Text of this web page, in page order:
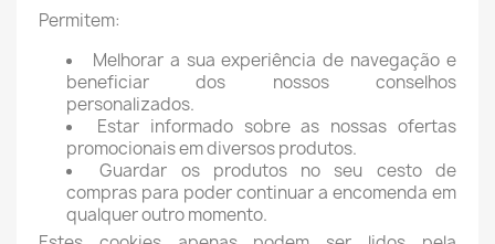
Permitem:
Melhorar a sua experiência de navegação e
beneficiar dos nossos conselhos
personalizados.
Estar informado sobre as nossas ofertas
promocionais em diversos produtos.
Guardar os produtos no seu cesto de
compras para poder continuar a encomenda em
qualquer outro momento.